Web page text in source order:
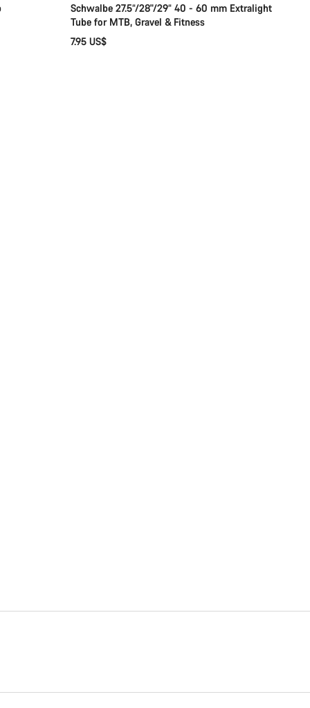
Schwalbe 27.5“/28"/29“ 40 - 60 mm Extralight
Tube for MTB, Gravel & Fitness
7.95 US$